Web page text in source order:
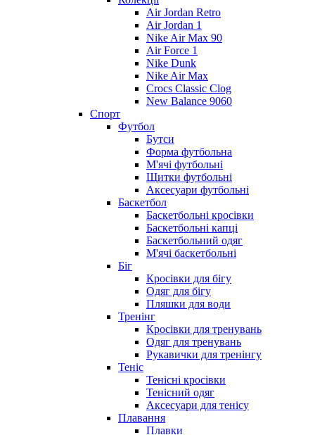
Air Jordan Retro
Air Jordan 1
Nike Air Max 90
Air Force 1
Nike Dunk
Nike Air Max
Crocs Classic Clog
New Balance 9060
Спорт
Футбол
Бутси
Форма футбольна
М'ячі футбольні
Щитки футбольні
Аксесуари футбольні
Баскетбол
Баскетбольні кросівки
Баскетбольні капці
Баскетбольний одяг
М'ячі баскетбольні
Біг
Кросівки для бігу
Одяг для бігу
Пляшки для води
Тренінг
Кросівки для тренувань
Одяг для тренувань
Рукавички для тренінгу
Теніс
Тенісні кросівки
Тенісний одяг
Аксесуари для тенісу
Плавання
Плавки